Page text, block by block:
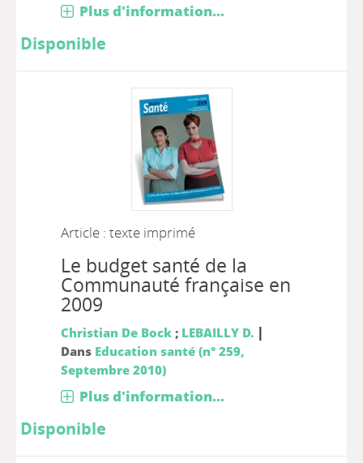
Plus d'information...
Disponible
Article : texte imprimé
Le budget santé de la
Communauté française en
2009
Christian De Bock; LEBAILLY D. |
Dans Education santé (n° 259,
Septembre 2010)
Plus d'information...
Disponible